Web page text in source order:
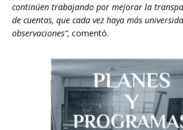
continúen trabajando por mejorar la
de cuentas, que cada vez haya más
observaciones”, comentó.